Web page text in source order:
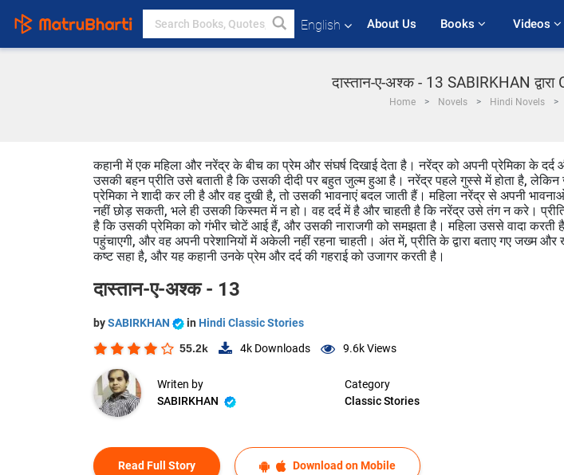
English About Us Books Videos
दास्तान-ए-अश्क - 13 SABIRKHAN
Home Novels Hindi Novels
कहानी में एक महिला और नरेंद्र के बीच का प्रेम और संघर्ष दिखाई देता है। नरेंद्र को अपनी प्रेमिका के
उसकी बहन प्रीति उसे बताती है कि उसकी दीदी पर बहुत जुल्म हुआ है। नरेंद्र पहले गुस्से में होता है,
प्रेमिका ने शादी कर ली है और वह दुखी है, तो उसकी भावनाएं बदल जाती हैं। महिला नरेंद्र से अपनी
नहीं छोड़ सकती, भले ही उसकी किस्मत में न हो। वह दर्द में है और चाहती है कि नरेंद्र उसे तंग न करे।
है कि उसकी प्रेमिका को गंभीर चोटें आई हैं, और उसकी नाराजगी को समझता है। महिला उससे वादा
पहुंचाएगी, और वह अपनी परेशानियों में अकेली नहीं रहना चाहती। अंत में, प्रीति के द्वारा बताए गए जख्म
कष्ट सहा है, और यह कहानी उनके प्रेम और दर्द की गहराई को उजागर करती है।
दास्तान-ए-अश्क - 13
bySABIRKHAN in Hindi Classic Stories
55.2k 4k Downloads 9.6kViews
Writen by
SABIRKHAN
Category
Classic Stories
Read Full Story Download on Mobile